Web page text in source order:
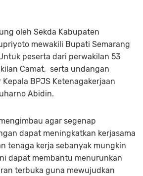
oleh Sekda Kabupaten
mewakili Bupati Semarang
peserta dari perwakilan 53
Camat, serta undangan
BPJS Ketenagakerjaan
Abidin.
agar segenap
dapat meningkatkan kerjasama
tenaga kerja sebanyak mungkin
dapat membantu menurunkan
terbuka guna mewujudkan